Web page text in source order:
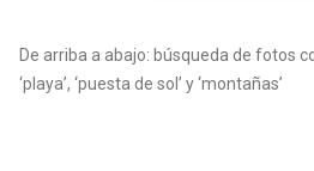
De arriba a abajo: búsqueda de fotos
‘playa’, ‘puesta de sol’ y ‘montañas’